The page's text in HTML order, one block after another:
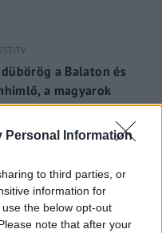
Personal Information
to third parties, or
information for
the below opt-out
note that after your
a Balaton és
a magyarok
Dorottya